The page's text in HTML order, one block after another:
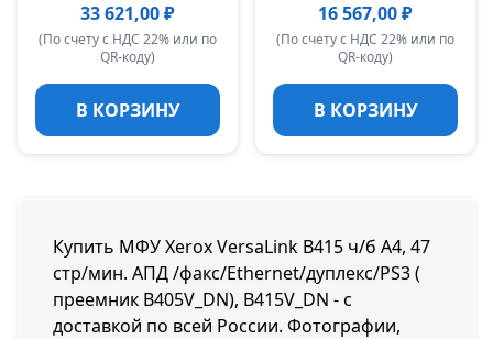
33 621,00 ₽
(По счету с НДС 22% или по
QR-коду)
В КОРЗИНУ
16 567,00 ₽
(По счету с НДС 22% или по
QR-коду)
В КОРЗИНУ
Купить МФУ Xerox VersaLink B415 ч/б A4, 47
стр/мин. АПД /факс/Ethernet/дуплекс/PS3 (
преемник B405V_DN), B415V_DN - с
доставкой по всей России. Фотографии,